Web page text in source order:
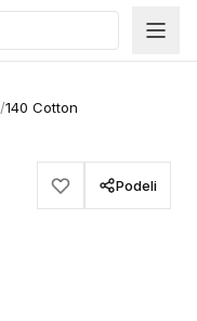
/140 Cotton
Podeli